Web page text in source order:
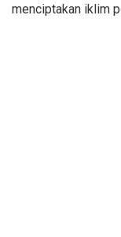
menciptakan iklim